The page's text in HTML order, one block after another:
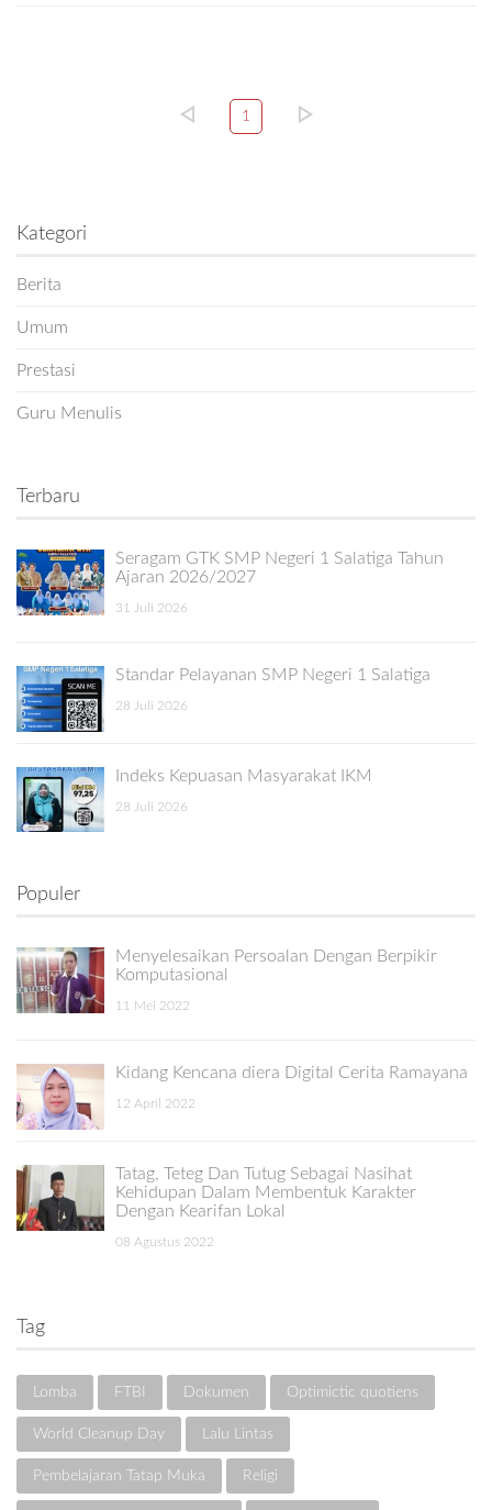
1
Kategori
Berita
Umum
Prestasi
Guru Menulis
Terbaru
Seragam GTK SMP Negeri 1 Salatiga Tahun
Ajaran 2026/2027
31 Juli 2026
Standar Pelayanan SMP Negeri 1 Salatiga
28 Juli 2026
Indeks Kepuasan Masyarakat IKM
28 Juli 2026
Populer
Menyelesaikan Persoalan Dengan Berpikir
Komputasional
11 Mei 2022
Kidang Kencana diera Digital Cerita Ramayana
12 April 2022
Tatag, Teteg Dan Tutug Sebagai Nasihat
Kehidupan Dalam Membentuk Karakter
Dengan Kearifan Lokal
08 Agustus 2022
Tag
Lomba FTBI Dokumen Optimictic quotiens
World Cleanup Day Lalu Lintas
Pembelajaran Tatap Muka Religi